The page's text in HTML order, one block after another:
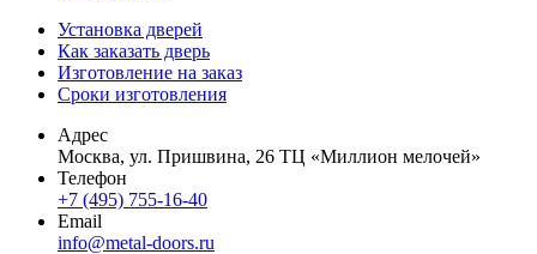
Установка дверей
Как заказать дверь
Изготовление на заказ
Сроки изготовления
Адрес
Москва, ул. Пришвина, 26 ТЦ «Миллион мелочей»
Телефон
+7 (495) 755-16-40
Email
info@metal-doors.ru